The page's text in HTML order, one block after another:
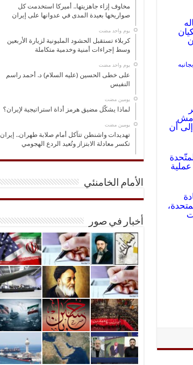
أن
مخاوف إزاء جاهزيتها.. أميركا استخدمت كل
صواريخها بعيدة المدى في عدوانها على إيران
‏يوم واحد مضت
كربلاء تستقبل الحشود المليونية لزيارة الأربعين
وسط إجراءات أمنية وخدمية متكاملة
‏يوم واحد مضت
على خطى الحسين (عليه السلام) د. أحمد راسم
النفيس
‏يومين مضت
لماذا يشكّل مضيق هرمز أداة استراتيجية لإيران؟
‏يومين مضت
تهديدات واشنطن تتآكل أمام صلابة طهران.. إيران
تكسر معادلة الابتزاز وتُعيد الردع الهجومي
الأمام الخامنئي
أخبار في صور